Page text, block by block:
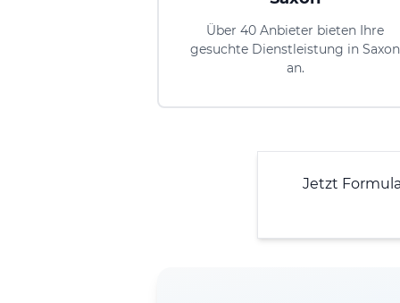
Über 40 Anbieter bieten Ihre
gesuchte Dienstleistung in Saxon
an.
Jetzt